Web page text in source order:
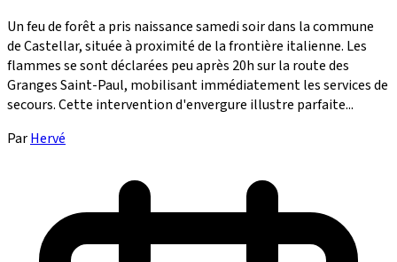
Un feu de forêt a pris naissance samedi soir dans la commune
de Castellar, située à proximité de la frontière italienne. Les
flammes se sont déclarées peu après 20h sur la route des
Granges Saint-Paul, mobilisant immédiatement les services de
secours. Cette intervention d'envergure illustre parfaite...
ParHervé